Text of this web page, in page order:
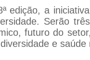
edição, a
Serão
futuro do
e saúde